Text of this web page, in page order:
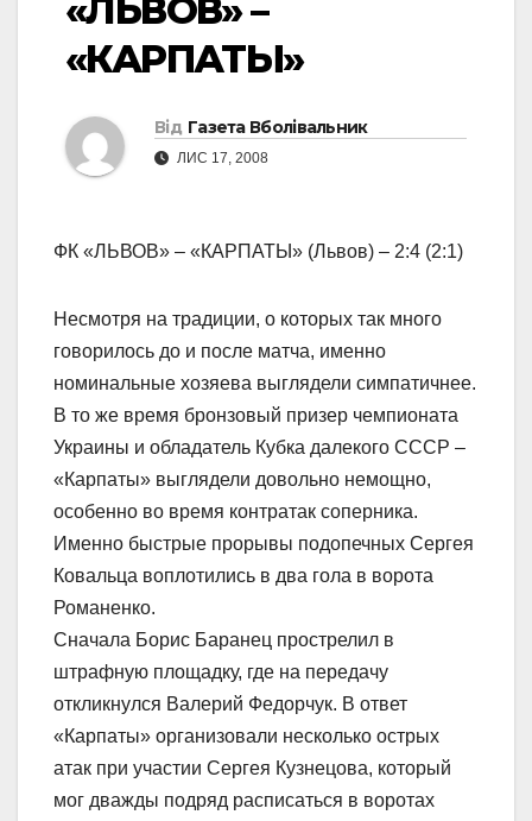
«ЛЬВОВ» –
«КАРПАТЫ»
Від Газета Вболівальник
ЛИС 17, 2008
ФК «ЛЬВОВ» – «КАРПАТЫ» (Львов) – 2:4 (2:1)
Несмотря на традиции, о которых так много
говорилось до и после матча, именно
номинальные хозяева выглядели симпатичнее.
В то же время бронзовый призер чемпионата
Украины и обладатель Кубка далекого СССР –
«Карпаты» выглядели довольно немощно,
особенно во время контратак соперника.
Именно быстрые прорывы подопечных Сергея
Ковальца воплотились в два гола в ворота
Романенко.
Сначала Борис Баранец прострелил в
штрафную площадку, где на передачу
откликнулся Валерий Федорчук. В ответ
«Карпаты» организовали несколько острых
атак при участии Сергея Кузнецова, который
мог дважды подряд расписаться в воротах